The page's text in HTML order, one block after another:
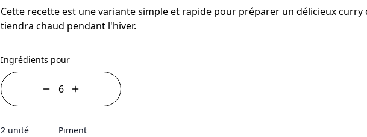
Cette recette est une variante simple et rapide pour préparer un délicieux curry
tiendra chaud pendant l'hiver.
Ingrédients pour
2 unité
Piment